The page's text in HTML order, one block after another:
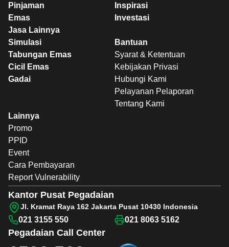
Pinjaman
Emas
Jasa Lainnya
Inspirasi
Investasi
Simulasi
Tabungan Emas
Cicil Emas
Gadai
Bantuan
Syarat & Ketentuan
Kebijakan Privasi
Hubungi Kami
Pelayanan Pelaporan
Tentang Kami
Lainnya
Promo
PPID
Event
Cara Pembayaran
Report Vulnerability
Pegadaian Call Center
Kantor Pusat Pegadaian
Jl. Kramat Raya 162 Jakarta Pusat 10430 Indonesia
021 3155 550 021 8063 5162